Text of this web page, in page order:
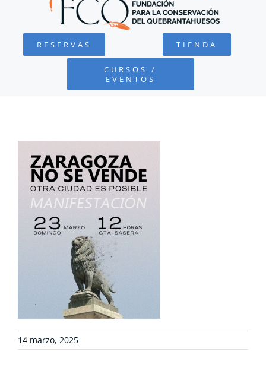
QUEBRANTAHUESOS
FUNDACIÓN
COLABORA
RECURSOS
RESERVAS TIENDA
CURSOS /
EVENTOS
14 marzo, 2025